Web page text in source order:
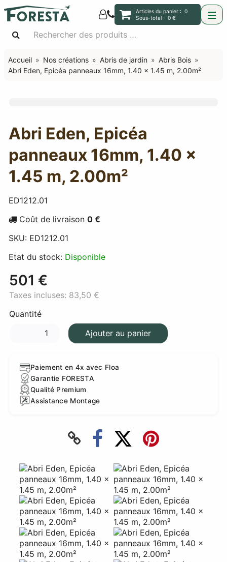
Articles du panier :0
Sous-total :0 €
Accueil Nos créations Abris de jardin
Abris Bois
Abri Eden, Epicéa panneaux 16mm, 1.40 x 1.45 m, 2.00m²
Abri Eden, Epicéa
panneaux 16mm, 1.40 x
1.45 m, 2.00m²
ED1212.01
Coût de livraison 0 €
SKU: ED1212.01
Etat du stock: Disponible
501 €
Taxes incluses: 83,50 €
Quantité
Ajouter au panier
Paiement en 4x avec Floa
Garantie FORESTA
Qualité Premium
Assistance Montage